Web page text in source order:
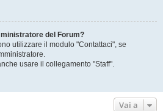
del Forum?
utilizzare il modulo "Contattaci", se
usare il collegamento "Staff".
Vai a